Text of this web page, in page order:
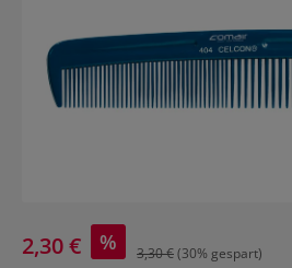
2,30 € % 3,30 €(30% gespart)